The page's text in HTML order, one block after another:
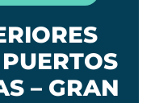
– GRAN